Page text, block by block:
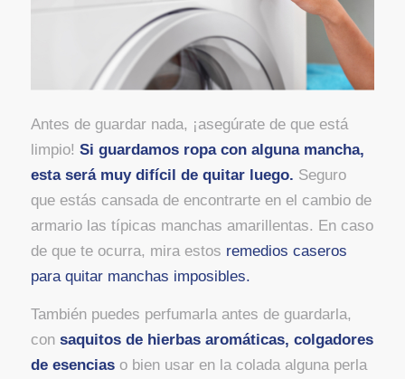
Antes de guardar nada, ¡asegúrate de que está
limpio! Si guardamos ropa con alguna mancha,
esta será muy difícil de quitar luego. Seguro
que estás cansada de encontrarte en el cambio de
armario las típicas manchas amarillentas. En caso
de que te ocurra, mira estos remedios caseros
para quitar manchas imposibles.
También puedes perfumarla antes de guardarla,
con saquitos de hierbas aromáticas, colgadores
de esenciaso bien usar en la colada alguna perla